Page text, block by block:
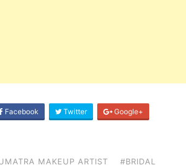
Facebook Twitter Google+
MAKEUP ARTIST
#BRIDAL